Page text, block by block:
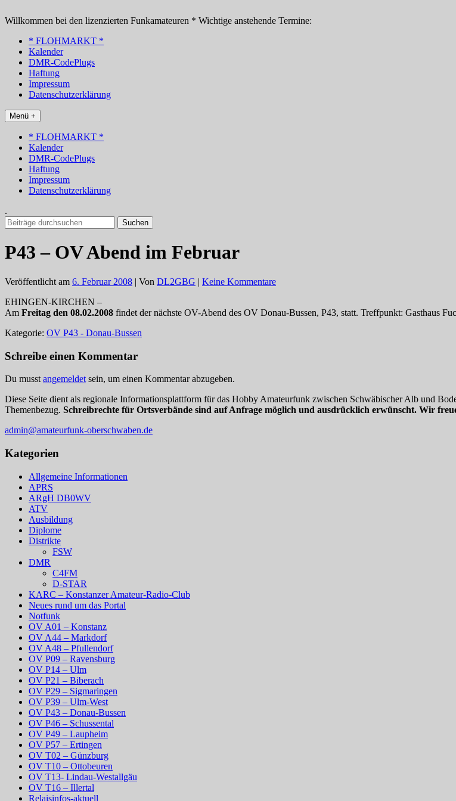
Inhalt
Willkommen bei den lizenzierten Funkamateuren * Wichtige anstehende Termine:
* FLOHMARKT *
Kalender
DMR-CodePlugs
Haftung
Impressum
Datenschutzerklärung
Menü +
* FLOHMARKT *
Kalender
DMR-CodePlugs
Haftung
Impressum
Datenschutzerklärung
.
Suchen
nach:
P43 – OV Abend im Februar
Veröffentlicht am 6. Februar 2008 | Von DL2GBG | Keine Kommentare
EHINGEN-KIRCHEN –
Am Freitag den 08.02.2008 findet der nächste OV-Abend des OV Donau-Bussen, P43, statt. Treffpunkt: Gasthaus
Kategorie: OV P43 - Donau-Bussen
Schreibe einen Kommentar
Du musst angemeldet sein, um einen Kommentar abzugeben.
Diese Seite dient als regionale Informationsplattform für das Hobby Amateurfunk zwischen Schwäbischer Alb und
Themenbezug. Schreibrechte für Ortsverbände sind auf Anfrage möglich und ausdrücklich erwünscht. Wir
admin@amateurfunk-oberschwaben.de
Kategorien
Allgemeine Informationen
APRS
ARgH DB0WV
ATV
Ausbildung
Diplome
Distrikte
FSW
DMR
C4FM
D-STAR
KARC – Konstanzer Amateur-Radio-Club
Neues rund um das Portal
Notfunk
OV A01 – Konstanz
OV A44 – Markdorf
OV A48 – Pfullendorf
OV P09 – Ravensburg
OV P14 – Ulm
OV P21 – Biberach
OV P29 – Sigmaringen
OV P39 – Ulm-West
OV P43 – Donau-Bussen
OV P46 – Schussental
OV P49 – Laupheim
OV P57 – Ertingen
OV T02 – Günzburg
OV T10 – Ottobeuren
OV T13- Lindau-Westallgäu
OV T16 – Illertal
Relaisinfos-aktuell